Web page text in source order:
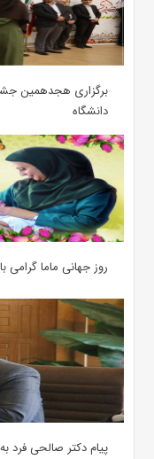
برگزاری هجدهمین
دانشگاه
روز جهانی ماما گرامی
پیام دکتر صالحی فرد